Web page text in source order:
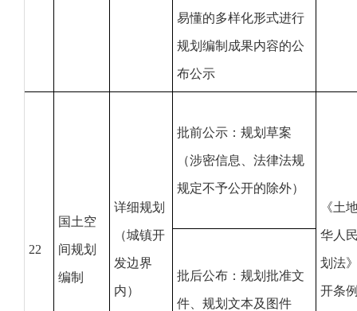
易懂的多样化形式进行
规划编制成果内容的公
布公示
22
国土空
间规划
编制
详细规划
（城镇开
发边界
内）
批前公示：规划草案
（涉密信息、法律法规
规定不予公开的除外）
《土
华人
划法
开条
批后公布：规划批准文
件、规划文本及图件